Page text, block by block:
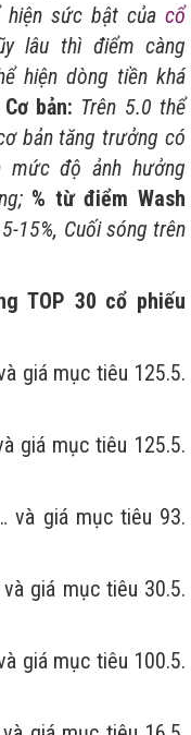
hiện sức bật củacổ
lâu thì điểm càng
hiện dòng tiền khá
Cơ bản: Trên 5.0 thể
bản tăng trưởng có
mức độ ảnh hưởng
% từ điểm Wash
15%, Cuối sóng trên
TOP 30 cổ phiếu
giá mục tiêu 125.5.
giá mục tiêu 125.5.
và giá mục tiêu 93.
giá mục tiêu 30.5.
giá mục tiêu 100.5.